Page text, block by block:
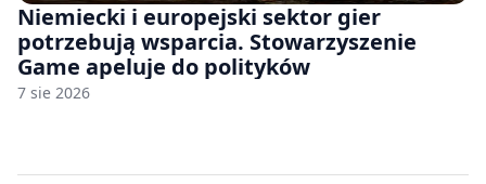
Niemiecki i europejski sektor gier
potrzebują wsparcia. Stowarzyszenie
Game apeluje do polityków
7 sie 2026